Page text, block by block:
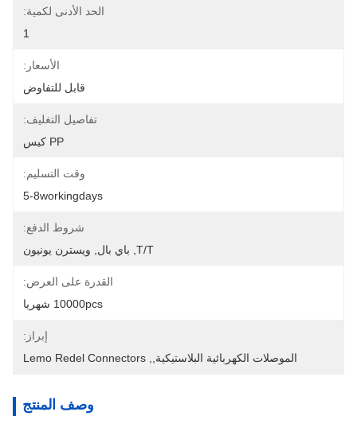
الحد الأدنى لكمية:
1
الأسعار:
قابل للتفاوض
تفاصيل التغليف:
PP كيس
وقت التسليم:
5-8workingdays
شروط الدفع:
T/T, باي بال, ويسترن يونيون
القدرة على العرض:
10000pcs شهريا
إبراز:
الموصلات الكهربائية البلاستيكية,
Lemo Redel Connectors
وصف المنتج